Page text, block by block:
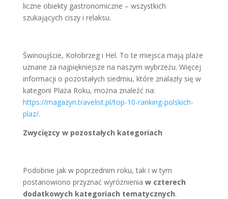
liczne obiekty gastronomiczne – wszystkich
szukających ciszy i relaksu.
Świnoujście, Kołobrzeg i Hel. To te miejsca mają plaże
uznane za najpiękniejsze na naszym wybrzeżu. Więcej
informacji o pozostałych siedmiu, które znalazły się w
kategorii Plaża Roku, można znaleźć na:
https://magazyn.travelist.pl/top-10-ranking-polskich-
plaz/.
Zwycięzcy w pozostałych kategoriach
Podobnie jak w poprzednim roku, tak i w tym
postanowiono przyznać wyróżnienia w czterech
dodatkowych kategoriach tematycznych.